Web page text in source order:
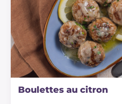
Boulettes au citron